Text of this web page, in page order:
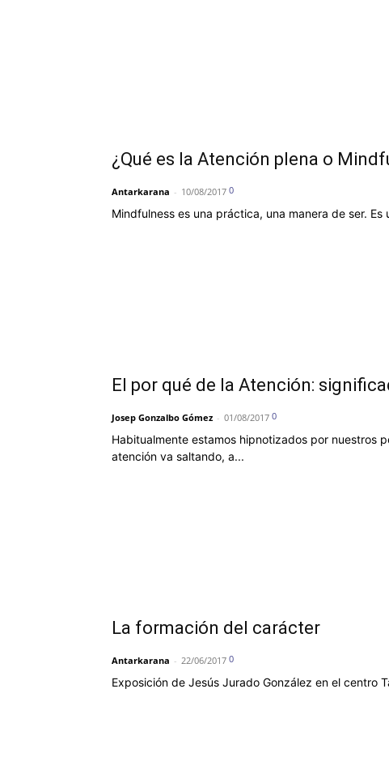
¿Qué es la Atención plena o
Antarkarana - 10/08/2017 0
Mindfulness es una práctica, una manera de ser.
El por qué de la Atención:
Josep Gonzalbo Gómez - 01/08/2017 0
Habitualmente estamos hipnotizados por nuestros
atención va saltando, a...
La formación del carácter
Antarkarana - 22/06/2017 0
Exposición de Jesús Jurado González en el centro